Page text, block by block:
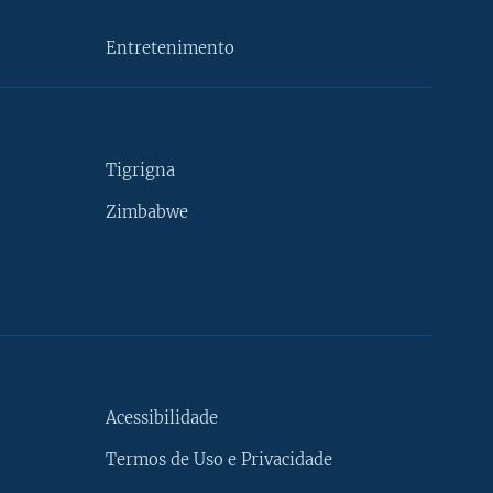
Entretenimento
Tigrigna
Zimbabwe
Acessibilidade
Termos de Uso e Privacidade